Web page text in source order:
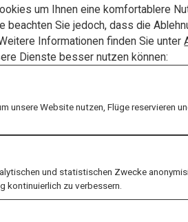
Spüren Sie die
um Ihnen eine komfortablere
beachten Sie jedoch, dass die
Informationen finden Sie unter
Dienste besser nutzen können:
unsere Website nutzen, Flüge reservieren
und statistischen Zwecke
kontinuierlich zu verbessern.